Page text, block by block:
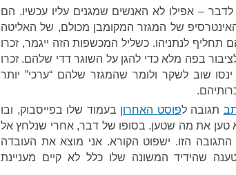
– אפילו לא האנשים שמגנים עליו עכשיו. הם
של המגזר המקומבן מכולם, של האליטה
תחליף לנתניהו. כשליל המכשפות הזה ייגמר, זכרו
בפה מלא כדי להגן על השוגר דדי שלהם. זכרו
שוב לשקר ולומר שהמגזר שלהם “ערכי” יותר
תגובה לפוסט האחרון בעמוד שלו בפייסבוק, ובו
טען את מה שטען. בסופו של דבר, אחרי שנלחץ אל
הזו. ישפוט הקורא. אני מוצא את העובדה
שהידיד המשונה שלו כלל לא קיים מעניינת